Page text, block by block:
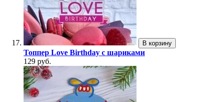
В корзину
Топпер Love Birthday с шариками
129 руб.